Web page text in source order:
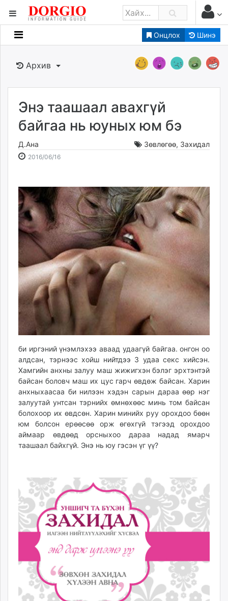
Онцлох Шинэ
Мэдээллийн
Банк санхүү
Бизнес ААН
Төрийн
dorgio.mn
Gogo.mn
news.mn
zindaa.mn
Baabar.mn
tovch.mn
ikon.mn
mnb.mn
Livetv.mn
Eguur.mn
24tsag.mn
shuud.mn
eagle.mn
ergelt.mn
today.mn
zuv.mn
mminfo.mn
ugluu.mn
urlag.mn
unen.mn
asu.mn
shudarga.mn
isee.mn
mglradio.com
fact.mn
itoim.mn
tumen.mn
shuum.mn
times.mn
tvmongolia.mn
mass.mn
unegui.mn
Архив
Энэ таашаал авахгүй
байгаа нь юуных юм бэ
Д.Ана Зөвлөгөө, Захидал
2016/06/162016-
17:32:20
2026-
22:37:50
би иргэний үнэмлэхээ аваад удаагүй байгаа. онгон оо
алдсан, тэрнээс хойш нийтдээ 3 удаа секс хийсэн.
Хамгийн анхны залуу маш жижигхэн бэлэг эрхтэнтэй
байсан боловч маш их цус гарч өвдөж байсан. Харин
анхныхаасаа би нилээн хэдэн сарын дараа өөр нэг
залуутай унтсан тэрнийх өмнөхөөс минь том байсан
болохоор их өвдсөн. Харин минийх руу орохдоо бөөн
юм болсон ерөөсөө орж өгөхгүй тэгээд орохдоо
аймаар өвдөөд орсныхоо дараа надад ямарч
таашаал байхгүй. Энэ нь юу гэсэн үг үү?